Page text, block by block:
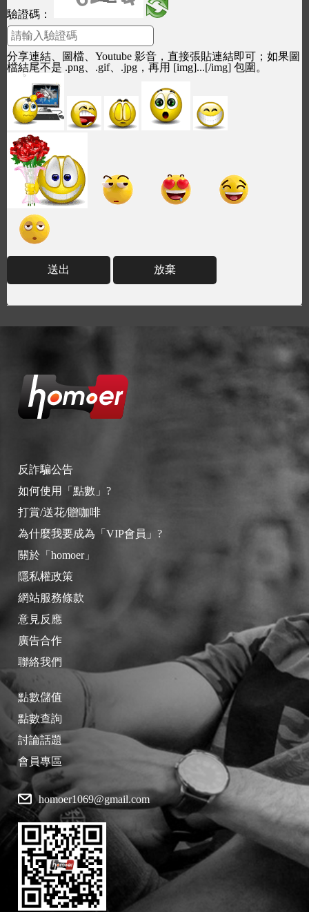
驗證碼：
分享連結、圖檔、Youtube 影音，直接張貼連結即可；如果圖
檔結尾不是 .png、.gif、.jpg，再用 [img]...[/img] 包圍。
送出 放棄
反詐騙公告
如何使用「點數」?
打賞/送花/贈咖啡
為什麼我要成為「VIP會員」?
關於「homoer」
隱私權政策
網站服務條款
意見反應
廣告合作
聯絡我們
點數儲值
點數查詢
討論話題
會員專區
homoer1069@gmail.com